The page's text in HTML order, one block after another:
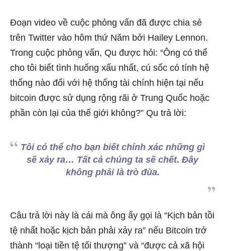
Đoạn video về cuộc phỏng vấn đã được chia sẻ
trên Twitter vào hôm thứ Năm bởi Hailey Lennon.
Trong cuộc phỏng vấn, Qu được hỏi: “Ông có thể
cho tôi biết tình huống xấu nhất, cú sốc có tính hệ
thống nào đối với hệ thống tài chính hiện tại nếu
bitcoin được sử dụng rộng rãi ở Trung Quốc hoặc
phần còn lại của thế giới không?” Qu trả lời:
Tôi có thể cho bạn biết chính xác những gì
sẽ xảy ra… Tất cả chúng ta sẽ chết. Đây
không phải là trò đùa.
Câu trả lời này là cái mà ông ấy gọi là “Kịch bản tồi
tệ nhất hoặc kịch bản phải xảy ra” nếu Bitcoin trở
thành “loại tiền tệ tối thượng” và “được cả xã hội